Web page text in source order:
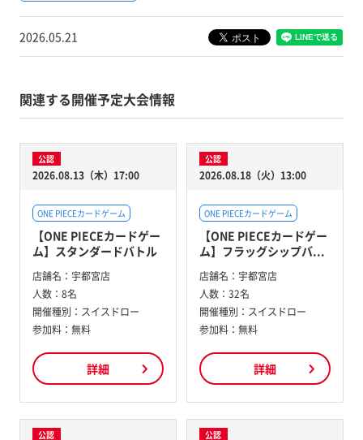
2026.05.21
関連する開催予定大会情報
公認
2026.08.13（木）17:00
ONE PIECEカードゲーム
【ONE PIECEカードゲー
ム】スタンダードバトル
店舗名： 宇都宮店
人数： 8名
開催種別： スイスドロー
参加料： 無料
詳細
公認
2026.08.18（火）13:00
ONE PIECEカードゲーム
【ONE PIECEカードゲー
ム】フラッグシップバ...
店舗名： 宇都宮店
人数： 32名
開催種別： スイスドロー
参加料： 無料
詳細
公認 公認